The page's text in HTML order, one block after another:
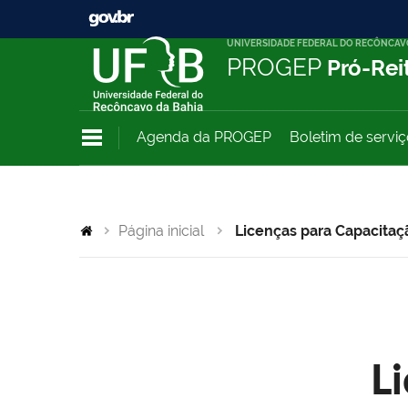
UNIVERSIDADE FEDERAL DO
PROGEP Pró-
Agenda da PROGEP Boletim de
Página inicial Licenças para